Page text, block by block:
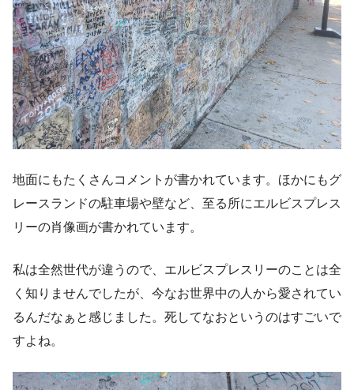
地面にもたくさんコメントが書かれています。ほかにもグ
レースランドの駐車場や壁など、至る所にエルビスプレス
リーの肖像画が書かれています。
私は全然世代が違うので、エルビスプレスリーのことは全
く知りませんでしたが、今なお世界中の人から愛されてい
るんだなぁと感じました。死してなおというのはすごいで
すよね。